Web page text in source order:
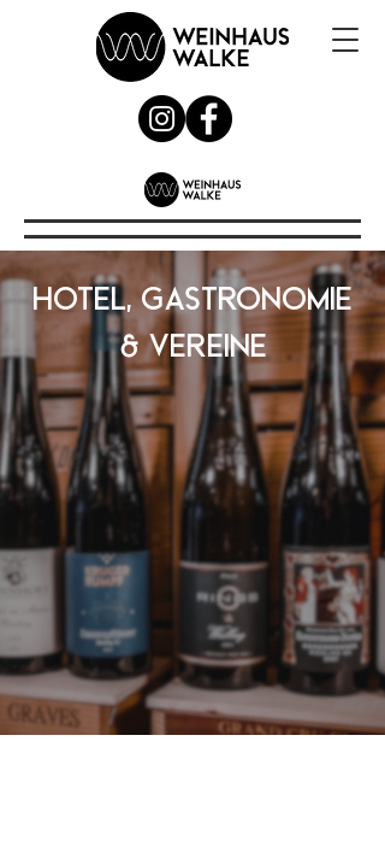
Hotel, Gastronomie
& Vereine